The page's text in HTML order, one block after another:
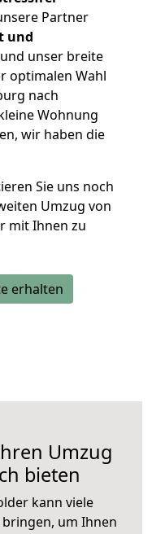
Partner
und
unser breite
optimalen Wahl
nach
Wohnung
wir haben die
Sie uns noch
Umzug von
mit Ihnen zu
erhalten
Umzug
bieten
kann viele
um Ihnen